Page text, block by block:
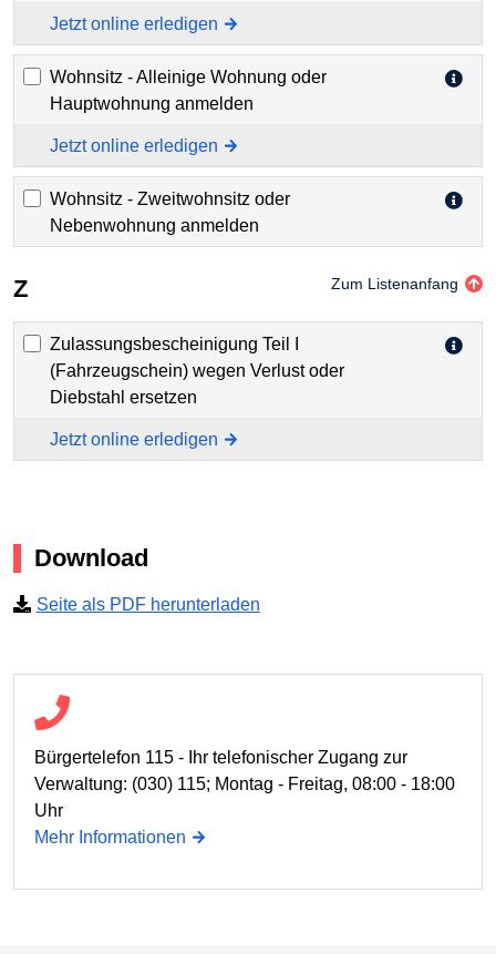
Jetzt online erledigen
Wohnsitz - Alleinige Wohnung oder
Hauptwohnung anmelden
Jetzt online erledigen
Wohnsitz - Zweitwohnsitz oder
Nebenwohnung anmelden
Z Zum Listenanfang
Zulassungsbescheinigung Teil I
(Fahrzeugschein) wegen Verlust oder
Diebstahl ersetzen
Jetzt online erledigen
Download
Seite als PDF herunterladen
Bürgertelefon 115 - Ihr telefonischer Zugang zur
Verwaltung: (030) 115; Montag - Freitag, 08:00 - 18:00
Uhr
Mehr Informationen